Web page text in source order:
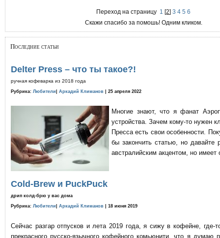
Переход на страницу 1 [2]3 4 5 6
Скажи спасибо за помошь! Одним кликом.
Последние статьи
Delter Press – что ты такое?!
ручная кофеварка из 2018 года
Рубрика: Любители Аркадий Климанов | 25 апреля 2022
Многие знают, что я фанат
устройства. Зачем кому-то нужен
Пресса есть свои особенности.
бы закончить статью, но давайте
австралийским акцентом, но имеет
Cold-Brew и PuckPuck
дрип колд-брю у вас дома
Рубрика: Любители Аркадий Климанов | 18 июня 2019
Сейчас разгар отпусков и лета 2019 года, я сижу в кофейне,
прекрасного русско-язычного кофейного комьюнити, что я